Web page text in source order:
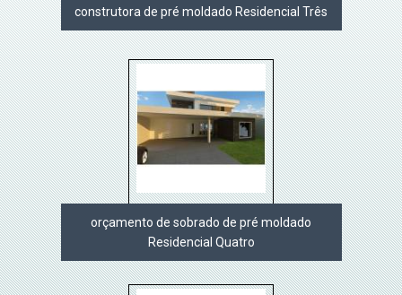
construtora de pré moldado Residencial Três
orçamento de sobrado de pré moldado
Residencial Quatro